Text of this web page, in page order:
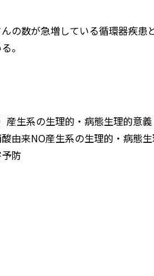
の数が急増している循環器疾患
。
産生系の生理的・病態生理的意義
由来NO産生系の生理的・病態
防